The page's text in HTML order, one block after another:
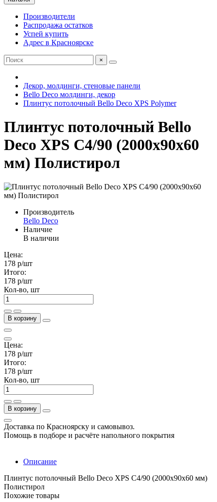
Производители
Распродажа остатков
Успей купить
Адрес в Красноярске
×
Декор, молдинги, стеновые панели
Bello Deco молдинги, декор
Плинтус потолочный Bello Deco XPS Polymer
Плинтус потолочный Bellо
Deco XPS С4/90 (2000х90х60
мм) Полистирол
Производитель
Bello Deco
Наличие
В наличии
Цена:
178 р/шт
Итого:
178 р/шт
Кол-во, шт
В корзину
Цена:
178 р/шт
Итого:
178 р/шт
Кол-во, шт
В корзину
Доставка по Красноярску и самовывоз.
Помощь в подборе и расчёте напольного покрытия
Описание
Плинтус потолочный Bellо Deco XPS С4/90 (2000х90х60 мм)
Полистирол
Похожие товары